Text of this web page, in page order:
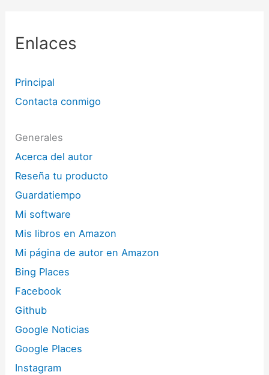
Enlaces
Principal
Contacta conmigo
Generales
Acerca del autor
Reseña tu producto
Guardatiempo
Mi software
Mis libros en Amazon
Mi página de autor en Amazon
Bing Places
Facebook
Github
Google Noticias
Google Places
Instagram